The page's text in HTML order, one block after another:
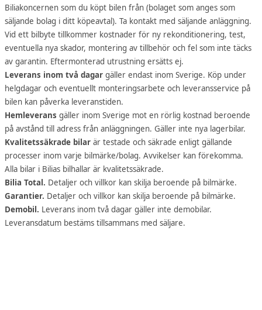
Biliakoncernen som du köpt bilen från (bolaget som anges som
säljande bolag i ditt köpeavtal). Ta kontakt med säljande anläggning.
Vid ett bilbyte tillkommer kostnader för ny rekonditionering, test,
eventuella nya skador, montering av tillbehör och fel som inte täcks
av garantin. Eftermonterad utrustning ersätts ej.
Leverans inom två dagar gäller endast inom Sverige. Köp under
helgdagar och eventuellt monteringsarbete och leveransservice på
bilen kan påverka leveranstiden.
Hemleverans gäller inom Sverige mot en rörlig kostnad beroende
på avstånd till adress från anläggningen. Gäller inte nya lagerbilar.
Kvalitetssäkrade bilar är testade och säkrade enligt gällande
processer inom varje bilmärke/bolag. Avvikelser kan förekomma.
Alla bilar i Bilias bilhallar är kvalitetssäkrade.
Bilia Total. Detaljer och villkor kan skilja beroende på bilmärke.
Garantier. Detaljer och villkor kan skilja beroende på bilmärke.
Demobil. Leverans inom två dagar gäller inte demobilar.
Leveransdatum bestäms tillsammans med säljare.